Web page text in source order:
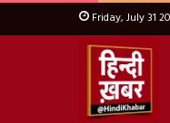
Friday, July 31